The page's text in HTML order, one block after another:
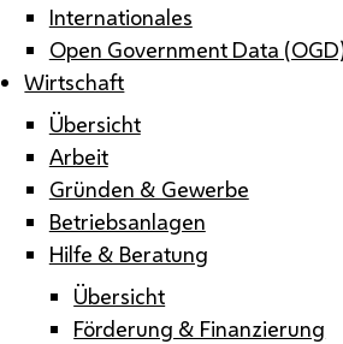
Internationales
Open Government Data
Wirtschaft
Übersicht
Arbeit
Gründen & Gewerbe
Betriebsanlagen
Hilfe & Beratung
Übersicht
Förderung & Finanzierung